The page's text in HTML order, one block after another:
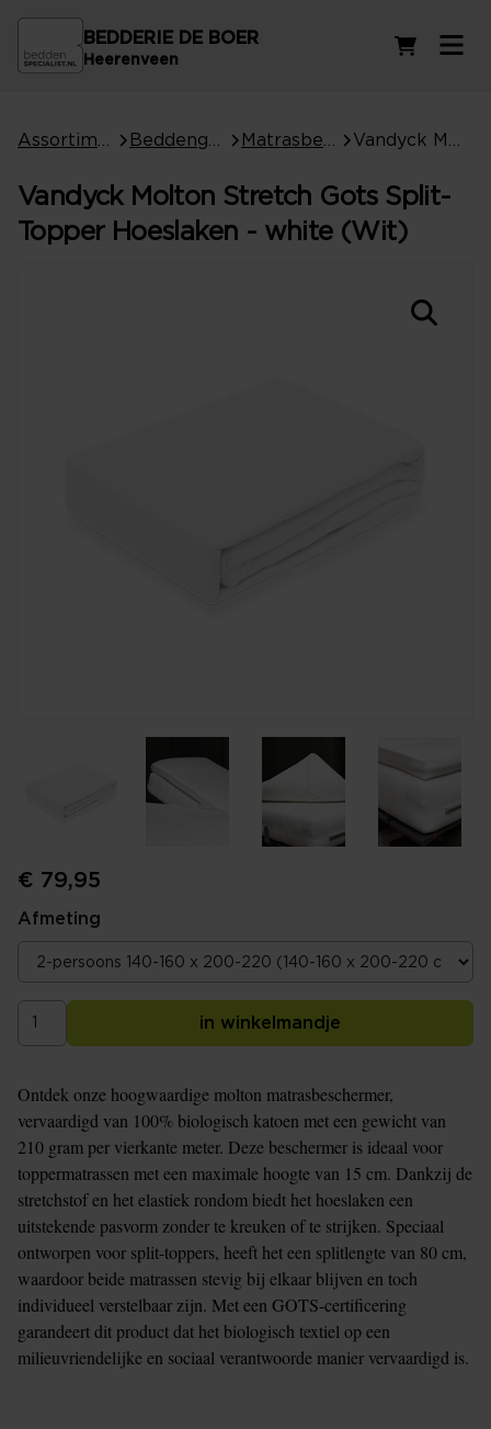
BEDDERIE DE BOER
Heerenveen
Vandyck Molton Stretch Gots Split-
Topper Hoeslaken - white (Wit)
€ 79,95
Afmeting
in winkelmandje
Ontdek onze hoogwaardige molton matrasbeschermer,
vervaardigd van 100% biologisch katoen met een gewicht van
210 gram per vierkante meter. Deze beschermer is ideaal voor
toppermatrassen met een maximale hoogte van 15 cm. Dankzij de
stretchstof en het elastiek rondom biedt het hoeslaken een
uitstekende pasvorm zonder te kreuken of te strijken. Speciaal
ontworpen voor split-toppers, heeft het een splitlengte van 80 cm,
waardoor beide matrassen stevig bij elkaar blijven en toch
individueel verstelbaar zijn. Met een GOTS-certificering
garandeert dit product dat het biologisch textiel op een
milieuvriendelijke en sociaal verantwoorde manier vervaardigd is.